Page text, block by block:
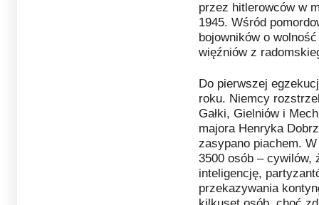
przez hitlerowców w
1945. Wśród
bojowników o
więźniów z
Do pierwszej
roku. Niemcy
Gałki, Gielniów i
majora Henryka
zasypano piachem.
3500 osób – cywilów,
inteligencję,
przekazywania